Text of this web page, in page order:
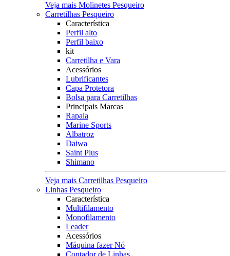
Veja mais Molinetes Pesqueiro
Carretilhas Pesqueiro
Característica
Perfil alto
Perfil baixo
kit
Carretilha e Vara
Acessórios
Lubrificantes
Capa Protetora
Bolsa para Carretilhas
Principais Marcas
Rapala
Marine Sports
Albatroz
Daiwa
Saint Plus
Shimano
Veja mais Carretilhas Pesqueiro
Linhas Pesqueiro
Característica
Multifilamento
Monofilamento
Leader
Acessórios
Máquina fazer Nó
Contador de Linhas